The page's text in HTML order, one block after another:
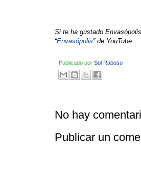
Si te ha gustado
“Envasópolis” de YouTube.
Publicado por Sol Raboso
No hay
Publicar un